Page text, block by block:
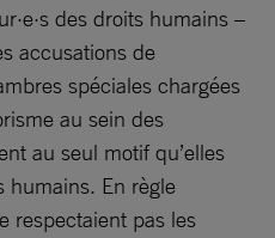
des droits humains –
accusations de
spéciales chargées
au sein des
au seul motif qu’elles
humains. En règle
respectaient pas les